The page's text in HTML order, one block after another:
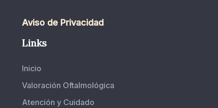
Aviso de Privacidad
Links
Inicio
Valoración Oftalmológica
Atención y Cuidado